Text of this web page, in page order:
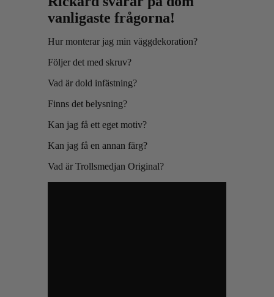
vanligaste frågorna!
Hur monterar jag min väggdekoration?
Följer det med skruv?
Vad är dold infästning?
Finns det belysning?
Kan jag få ett eget motiv?
Kan jag få en annan färg?
Vad är Trollsmedjan Original?